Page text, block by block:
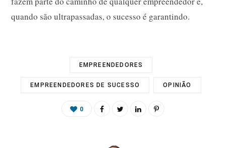
quando são ultrapassadas, o sucesso é garantindo.
EMPREENDEDORES
EMPREENDEDORES DE SUCESSO OPINIÃO
0